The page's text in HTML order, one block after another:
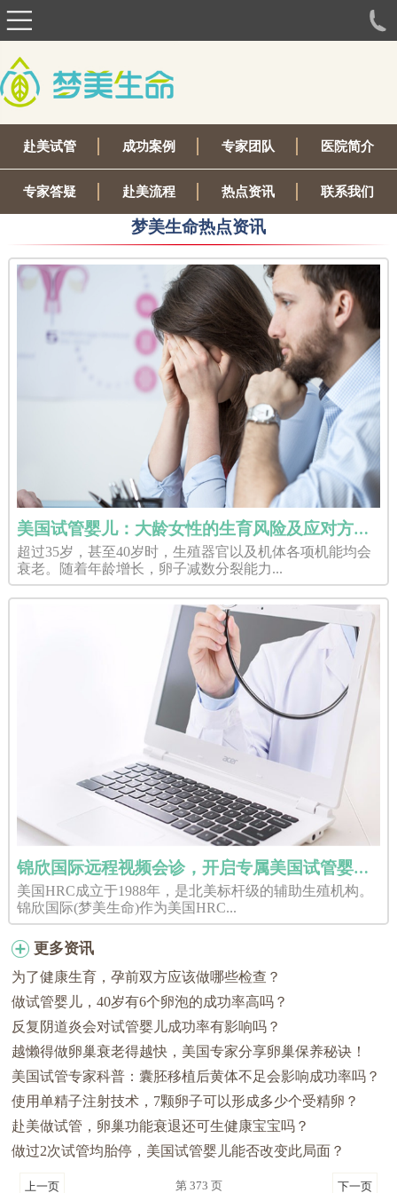
赴美试管 成功案例 专家团队 医院简介
专家答疑 赴美流程 热点资讯 联系我们
梦美生命热点资讯
美国试管婴儿：大龄女性的生育风险及应对方法是什么？
超过35岁，甚至40岁时，生殖器官以及机体各项机能均会
衰老。随着年龄增长，卵子减数分裂能力...
锦欣国际远程视频会诊，开启专属美国试管婴儿好孕之旅
美国HRC成立于1988年，是北美标杆级的辅助生殖机构。
锦欣国际(梦美生命)作为美国HRC...
更多资讯
为了健康生育，孕前双方应该做哪些检查？
做试管婴儿，40岁有6个卵泡的成功率高吗？
反复阴道炎会对试管婴儿成功率有影响吗？
越懒得做卵巢衰老得越快，美国专家分享卵巢保养秘诀！
美国试管专家科普：囊胚移植后黄体不足会影响成功率吗？
使用单精子注射技术，7颗卵子可以形成多少个受精卵？
赴美做试管，卵巢功能衰退还可生健康宝宝吗？
做过2次试管均胎停，美国试管婴儿能否改变此局面？
上一页 第 373 页 下一页